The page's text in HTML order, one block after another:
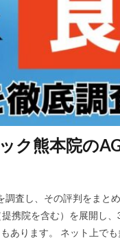
ク熊本院の
調査し、その評判をまと
携院を含む）を展開し
あります。 ネット上で